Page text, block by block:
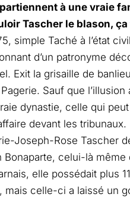
à une vraie
Tascher le blason,
simple Taché à l’état
d’un patronyme
Exit la grisaille de
Sauf que
dynastie, celle qui
devant les
Joseph-Rose Tascher
Bonaparte, celui-là
elle possédait plus
mais celle-ci a laissé un